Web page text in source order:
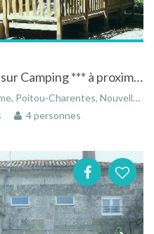
Mobil-home récent à Arces sur Camping *** à proximité d'un village touristique en bordure de mer
Nouvelle-Aquitaine, France
4 personnes